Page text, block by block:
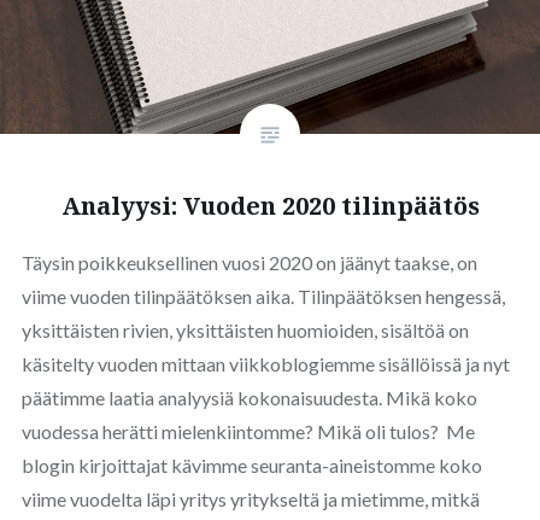
Analyysi: Vuoden 2020 tilinpäätös
Täysin poikkeuksellinen vuosi 2020 on jäänyt taakse, on
viime vuoden tilinpäätöksen aika. Tilinpäätöksen hengessä,
yksittäisten rivien, yksittäisten huomioiden, sisältöä on
käsitelty vuoden mittaan viikkoblogiemme sisällöissä ja nyt
päätimme laatia analyysiä kokonaisuudesta. Mikä koko
vuodessa herätti mielenkiintomme? Mikä oli tulos? Me
blogin kirjoittajat kävimme seuranta-aineistomme koko
viime vuodelta läpi yritys yritykseltä ja mietimme, mitkä